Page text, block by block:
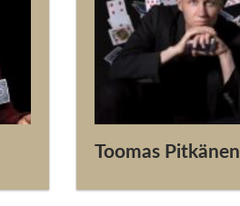
Toomas Pitkänen